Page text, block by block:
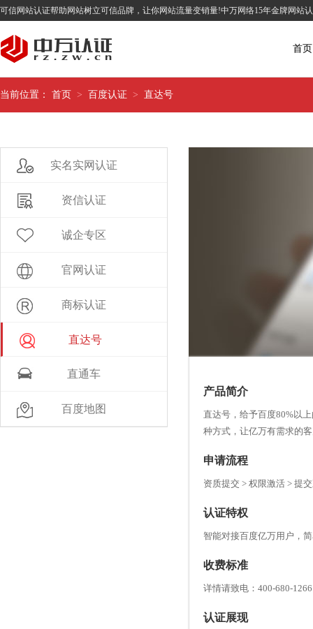
可信网站认证帮助网站树立可信品牌，让你网站流量变销量!中万网络15年金牌网站
首页
当前位置： 首页 > 百度认证 > 直达号
实名实网认证
资信认证
诚企专区
官网认证
商标认证
直达号
直通车
百度地图
产品简介
直达号，给予百度80%以
种方式，让亿万有需求的
申请流程
资质提交 > 权限激活 > 提
认证特权
智能对接百度亿万用户，
收费标准
详情请致电：400-680-1266
认证展现